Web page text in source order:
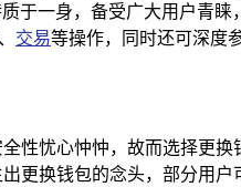
于一身，备受广大用户青
交易等操作，同时还可深度
性忧心忡忡，故而选择更换
更换钱包的念头，部分用